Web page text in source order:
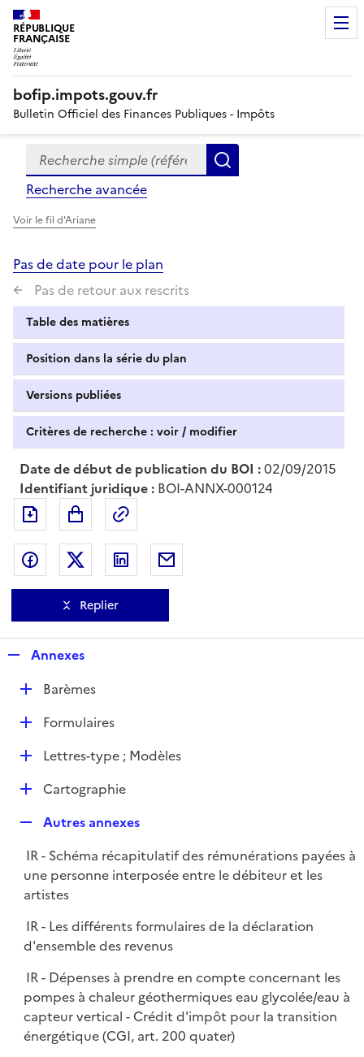
RÉPUBLIQUE
FRANÇAISE
bofip.impots.gouv.fr
Bulletin Officiel des Finances Publiques - Impôts
Formulaire
de
recherche
Recherche simple (références, mots clés, partie du
Recherche avancée
Voir le fil d'Ariane
Pas de date pour le plan
Pas de retour aux rescrits
Table des matières
Position dans la série du plan
Versions publiées
Critères de recherche : voir / modifier
Date de début de publication du BOI :02/09/2015
Identifiant juridique : BOI-ANNX-000124
Exporter le document au format pdf
Partager sur Facebook
Partager sur Twitter
Partager sur LinkedIn
Replier
p
l
i
e
Annexes
DBarèmes
DFormulaires
D
e
r
Lettres-type ; Modèles
D
p
l
i
e
r
Cartographie
p
l
i
e
Autres annexes
IR - Schéma récapitulatif des rémunérations payées à
une personne interposée entre le débiteur et les
artistes
IR - Les différents formulaires de la déclaration
d'ensemble des revenus
IR - Dépenses à prendre en compte concernant les
pompes à chaleur géothermiques eau glycolée/eau à
capteur vertical - Crédit d'impôt pour la transition
énergétique (CGI, art. 200 quater)